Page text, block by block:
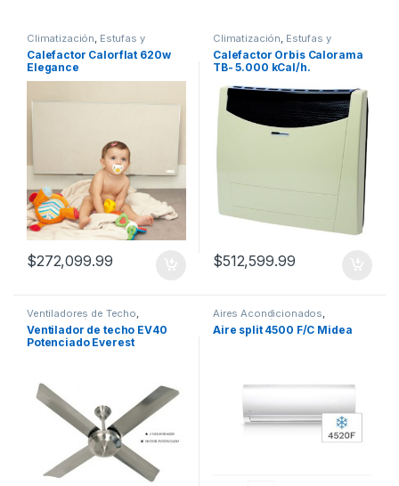
Climatización, Estufas y
Calefactores
Calefactor Calorflat 620w
Elegance
$272,099.99
Climatización, Estufas y
Calefactores
Calefactor Orbis Calorama
TB- 5.000 kCal/h.
$512,599.99
Ventiladores de Techo,
Climatización
Ventilador de techo EV40
Potenciado Everest
Aires Acondicionados,
Climatización
Aire split 4500 F/C Midea